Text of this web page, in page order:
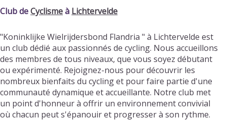
Club deCyclismeà Lichtervelde
"Koninklijke Wielrijdersbond Flandria " à Lichtervelde est
un club dédié aux passionnés de cycling. Nous accueillons
des membres de tous niveaux, que vous soyez débutant
ou expérimenté. Rejoignez-nous pour découvrir les
nombreux bienfaits du cycling et pour faire partie d'une
communauté dynamique et accueillante. Notre club met
un point d'honneur à offrir un environnement convivial
où chacun peut s'épanouir et progresser à son rythme.